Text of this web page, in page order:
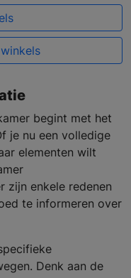
begint met het
je nu een volledige
elementen wilt
zijn enkele redenen
te informeren over
Denk aan de